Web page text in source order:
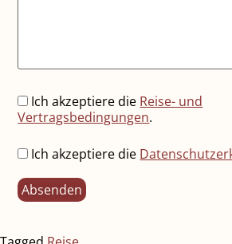
Ich akzeptiere die Reise- und
Vertragsbedingungen.
Ich akzeptiere die